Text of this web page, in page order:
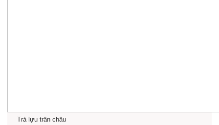
Trà lựu trân châu